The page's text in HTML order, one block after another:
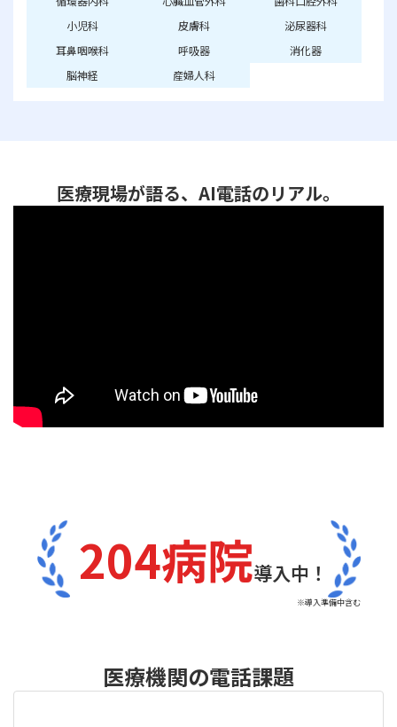
小児科
皮膚科
泌尿器科
耳鼻咽喉科
呼吸器
消化器
脳神経
産婦人科
医療現場が語る、AI電話のリアル。
204病院導入中！
※導入準備中含む
医療機関の電話課題